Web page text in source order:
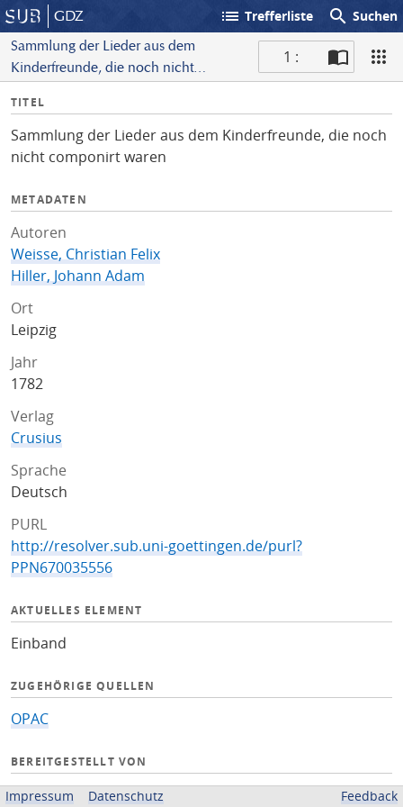
GDZ list Trefferliste search Suchen
Sammlung der Lieder aus dem
Kinderfreunde, die noch nicht
1 :
I
f
o
TITEL
Sammlung der Lieder aus dem Kinderfreunde, die noch
nicht componirt waren
METADATEN
Autoren
Weisse, Christian Felix
Hiller, Johann Adam
Ort
Leipzig
Jahr
1782
Verlag
Crusius
Sprache
Deutsch
PURL
http://resolver.sub.uni-goettingen.de/purl?
PPN670035556
AKTUELLES ELEMENT
Einband
ZUGEHÖRIGE QUELLEN
OPAC
BEREITGESTELLT VON
Niedersächsische Staats- und Universitätsbibliothek
Impressum Datenschutz Feedback